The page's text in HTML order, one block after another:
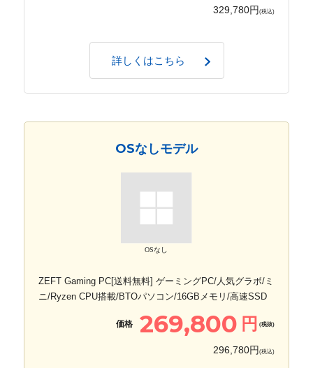
329,780円 (税込)
詳しくはこちら
OSなしモデル
OSなし
ZEFT Gaming PC[送料無料] ゲーミングPC/人気グラボ/ミ
ニ/Ryzen CPU搭載/BTOパソコン/16GBメモリ/高速SSD
価格 269,800 円 (税抜)
296,780円 (税込)